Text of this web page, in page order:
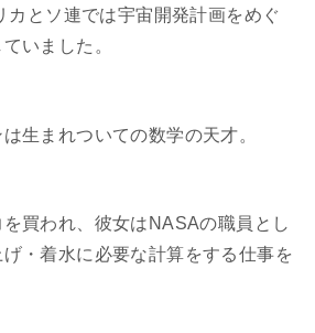
カとソ連では宇宙開発計画をめぐ
いました。
生まれついての数学の天才。
買われ、彼女はNASAの職員とし
・着水に必要な計算をする仕事を